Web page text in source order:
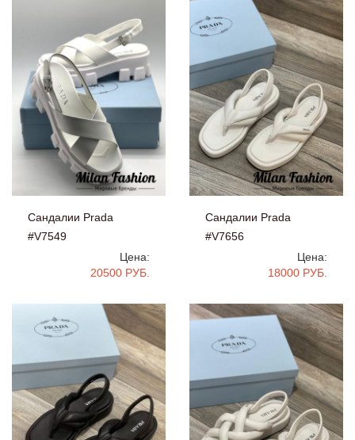
Сандалии Prada
#V7549
Цена:
20500 РУБ.
Сандалии Prada
#V7656
Цена:
18000 РУБ.